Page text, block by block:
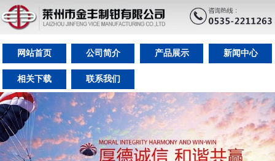
网站首页 公司简介 产品展示 新闻中心
相关下载 联系我们